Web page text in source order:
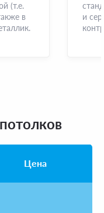
(т.е.
в
и
Цена